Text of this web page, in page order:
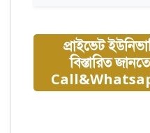
প্রাইভেট
বিস্তারিত